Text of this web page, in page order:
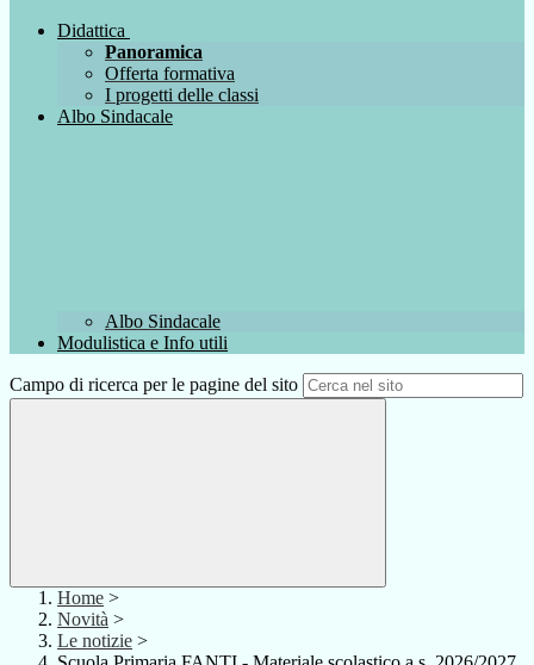
Didattica
Panoramica
Offerta formativa
I progetti delle classi
Albo Sindacale
Albo Sindacale
Modulistica e Info utili
Campo di ricerca per le pagine del sito
Home >
Novità >
Le notizie >